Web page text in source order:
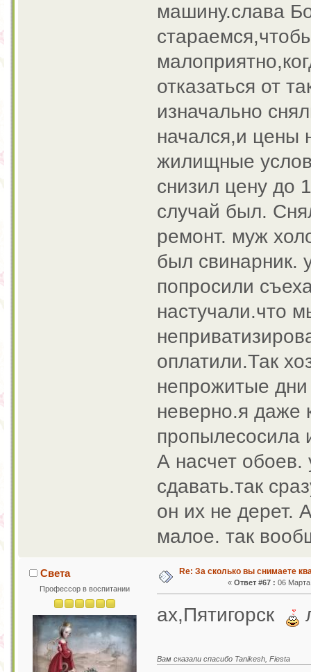
машину.слава
отказаться от
изначально
начался,и цены
жилищные
снизил цену до
случай был.
ремонт. муж
был свинарник.
попросили
настучали.что
оплатили.Так
непрожитые дни
неверно.я даже
пропылесосила
А насчет обоев.
сдавать.так
он их не дерет.
малое. так
Света
Профессор в воспитании
Re: За сколько вы снимаете
«Ответ #67 : 06
ах,Пятигорск
Вам сказали спасибо Tanikesh, Fiesta